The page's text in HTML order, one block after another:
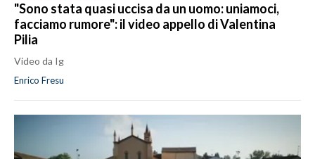
"Sono stata quasi uccisa da un uomo: uniamoci,
facciamo rumore": il video appello di Valentina
Pilia
Video da Ig
Enrico Fresu